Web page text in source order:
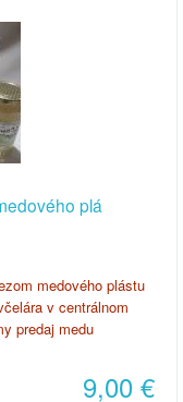
plá
medového plástu
v centrálnom
predaj medu
9,00 €